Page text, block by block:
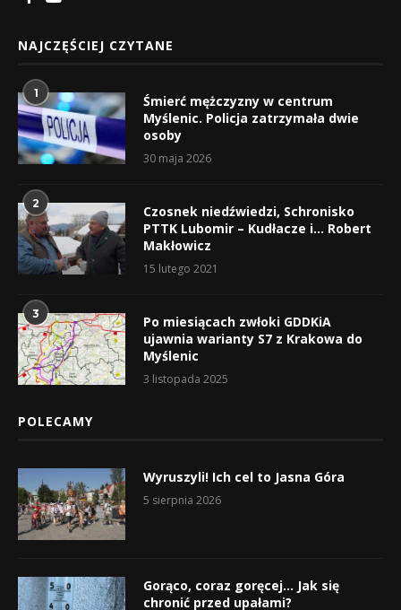
NAJCZĘŚCIEJ CZYTANE
1
Śmierć mężczyzny w centrum
Myślenic. Policja zatrzymała dwie
osoby
30 maja 2026
2
Czosnek niedźwiedzi, Schronisko
PTTK Lubomir – Kudłacze i… Robert
Makłowicz
15 lutego 2021
3
Po miesiącach zwłoki GDDKiA
ujawnia warianty S7 z Krakowa do
Myślenic
3 listopada 2025
POLECAMY
Wyruszyli! Ich cel to Jasna Góra
5 sierpnia 2026
Gorąco, coraz goręcej… Jak się
chronić przed upałami?